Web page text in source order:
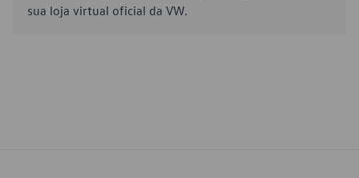
sua loja virtual oficial da VW.